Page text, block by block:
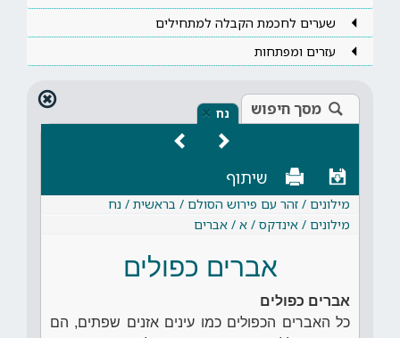
שערים לחכמת הקבלה למתחילים
עזרים ומפתחות
מסך חיפוש נח ×
שיתוף
מילונים / זהר עם פירוש הסולם / בראשית / נח
מילונים / אינדקס / א / אברים
אברים כפולים
אברים כפולים
כל האברים הכפולים כמו עינים אזנים שפתים, הם